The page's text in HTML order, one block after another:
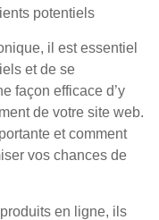
potentiels
il est essentiel
et de se
façon efficace d’y
de votre site web.
et comment
vos chances de
en ligne, ils